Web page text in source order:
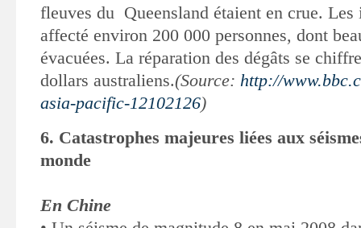
fleuves du Queensland étaient en crue. Les
affecté environ 200 000 personnes, dont
évacuées. La réparation des dégâts se
dollars australiens.(Source: http://
asia-pacific-12102126)
6. Catastrophes majeures liées aux
monde
En Chine